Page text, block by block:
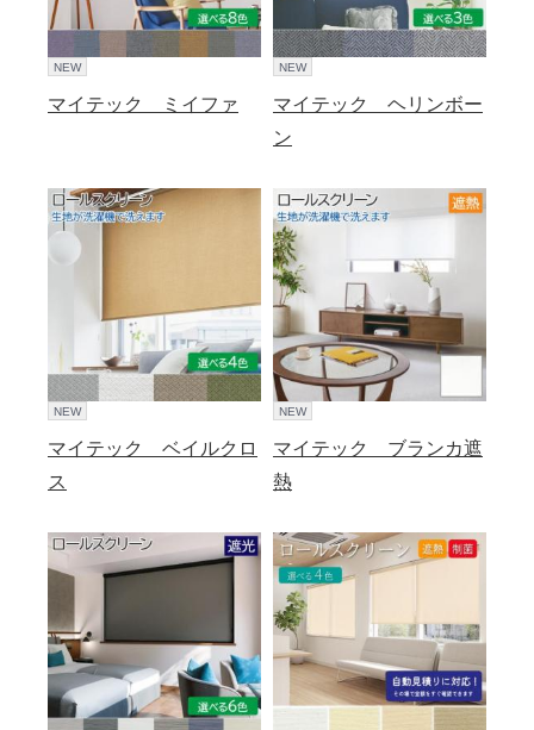
NEW
マイテック ミイファ
NEW
マイテック ヘリンボー
ン
NEW
マイテック ベイルクロ
ス
NEW
マイテック ブランカ遮
熱